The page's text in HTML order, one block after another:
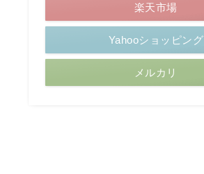
楽天市場
Yahooショッピング
メルカリ